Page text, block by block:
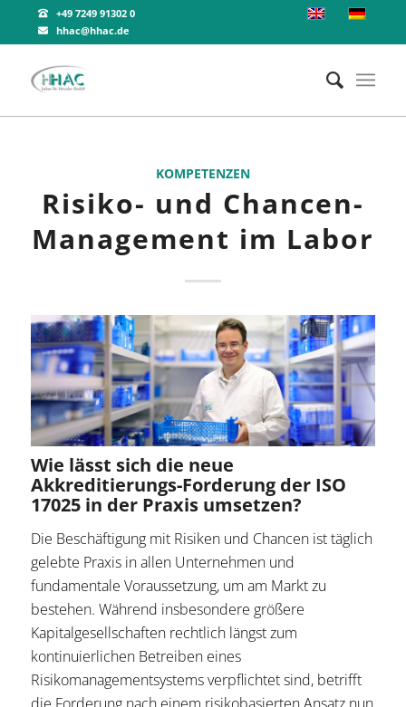
+49 7249 91302 0
hhac@hhac.de
KOMPETENZEN
Risiko- und Chancen-
Management im Labor
Wie lässt sich die neue
Akkreditierungs-Forderung der ISO
17025 in der Praxis umsetzen?
Die Beschäftigung mit Risiken und Chancen ist täglich
gelebte Praxis in allen Unternehmen und
fundamentale Voraussetzung, um am Markt zu
bestehen. Während insbesondere größere
Kapitalgesellschaften rechtlich längst zum
kontinuierlichen Betreiben eines
Risikomanagementsystems verpflichtet sind, betrifft